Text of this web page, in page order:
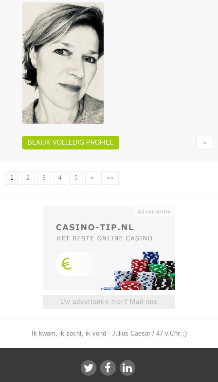
BEKIJK VOLLEDIG PROFIEL
1 2 3 4 5 » »»
Uw advertentie hier? Mail ons
Ik kwam, ik zocht, ik vond - Julius Caesar / 47 v.Chr. ;)